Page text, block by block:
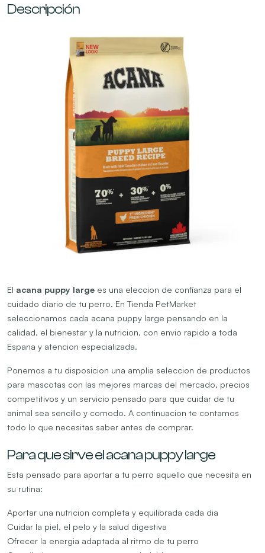
Descripción
El acana puppy large es una eleccion de confianza para el
cuidado diario de tu perro. En Tienda PetMarket
seleccionamos cada acana puppy large pensando en la
calidad, el bienestar y la nutricion, con envio rapido a toda
Espana y atencion especializada.
Ponemos a tu disposicion una amplia seleccion de productos
para mascotas con las mejores marcas del mercado, precios
competitivos y un servicio pensado para que cuidar de tu
animal sea sencillo y comodo. A continuacion te contamos
todo lo que necesitas saber antes de comprar.
Para que sirve el acana puppy large
Esta pensado para aportar a tu perro aquello que necesita en
su rutina:
Aportar una nutricion completa y equilibrada cada dia
Cuidar la piel, el pelo y la salud digestiva
Ofrecer la energia adaptada al ritmo de tu perro